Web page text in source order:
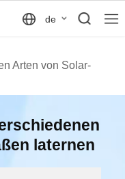
de
Arten von Solar-
laternen